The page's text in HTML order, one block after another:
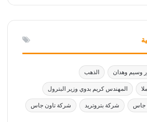
وسيم وهدان الذهب
المهندس كريم بدوي وزير البترول
جاس شركة بتروتريد شركة تاون جاس